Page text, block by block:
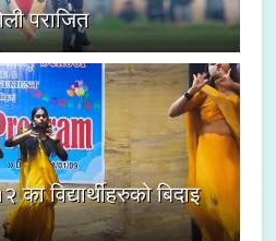
पराजित
का विद्यार्थीहरुको बिदाइ